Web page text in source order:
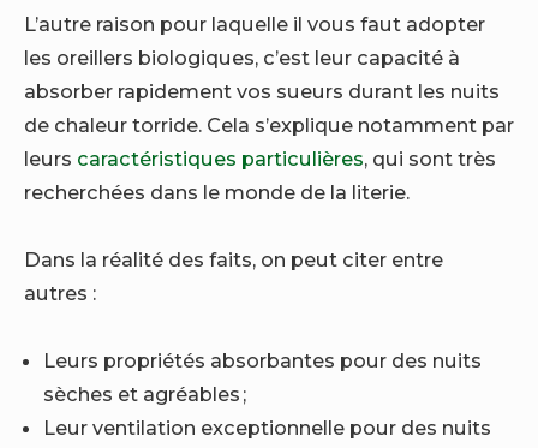
L’autre raison pour laquelle il vous faut adopter
les oreillers biologiques, c’est leur capacité à
absorber rapidement vos sueurs durant les nuits
de chaleur torride. Cela s’explique notamment par
leurs caractéristiques particulières, qui sont très
recherchées dans le monde de la literie.
Dans la réalité des faits, on peut citer entre
autres :
Leurs propriétés absorbantes pour des nuits
sèches et agréables ;
Leur ventilation exceptionnelle pour des nuits